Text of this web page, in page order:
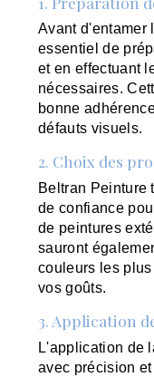
Avant d'entamer
essentiel de
et en effectuant
nécessaires.
bonne
défauts visuels.
2. Choix des
Beltran Peinture
de confiance
de peintures
sauront
couleurs les
vos goûts.
3. Application
L'application de
avec précision